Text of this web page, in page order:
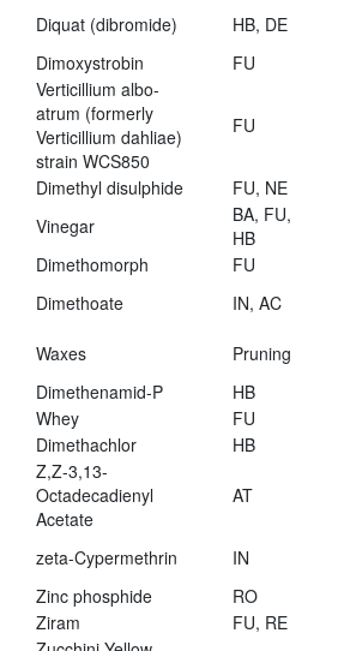
Diquat (dibromide) HB, DE
Dimoxystrobin
FU
Verticillium albo-
atrum (formerly
Verticillium dahliae)
strain WCS850
FU
Dimethyl disulphide FU, NE
Vinegar
BA, FU,
HB
Dimethomorph
FU
Dimethoate
IN, AC
Waxes Pruning
Dimethenamid-P
HB
Whey
FU
Dimethachlor
HB
Z,Z-3,13-
Octadecadienyl
Acetate
AT
zeta-Cypermethrin IN
Zinc phosphide
RO
Ziram
FU, RE